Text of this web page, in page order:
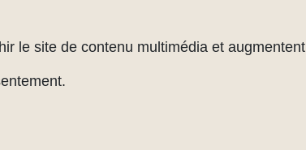
le site de contenu multimédia et